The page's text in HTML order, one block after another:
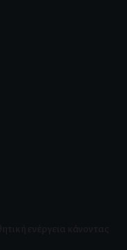
ενέργεια κάνοντας